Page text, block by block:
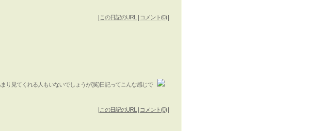
この日記のURL| コメント(0)|
り見てくれる人もいないでしょうが(笑)日記ってこんな感じで
この日記のURL| コメント(0)|